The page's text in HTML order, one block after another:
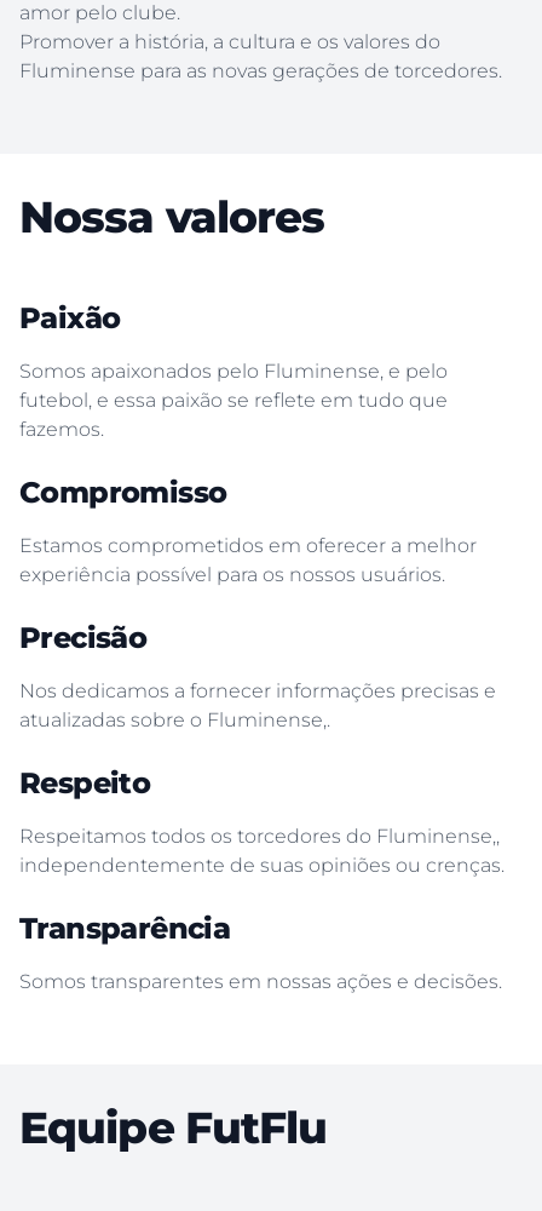
amor pelo clube.
Promover a história, a cultura e os valores do
Fluminense para as novas gerações de torcedores.
Nossa valores
Paixão
Somos apaixonados pelo Fluminense, e pelo
futebol, e essa paixão se reflete em tudo que
fazemos.
Compromisso
Estamos comprometidos em oferecer a melhor
experiência possível para os nossos usuários.
Precisão
Nos dedicamos a fornecer informações precisas e
atualizadas sobre o Fluminense,.
Respeito
Respeitamos todos os torcedores do Fluminense,,
independentemente de suas opiniões ou crenças.
Transparência
Somos transparentes em nossas ações e decisões.
Equipe FutFlu